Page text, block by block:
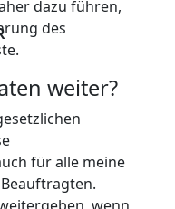
dazu führen,
des
weiter?
für alle meine